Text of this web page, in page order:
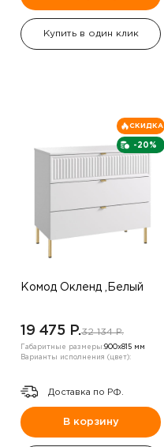
Купить в один клик
-20%
СКИДКА
Комод Окленд ,Белый
19 475 P.32 134 P.
Габаритные размеры:900х815 мм
Варианты исполнения (цвет):
Доставка по РФ.
В корзину